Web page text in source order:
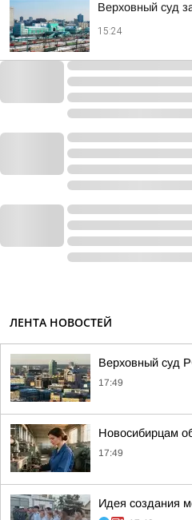
Верховный суд
15:24
ЛЕНТА НОВОСТЕЙ
Верховный суд
17:49
Новосибирцам
17:49
Идея создания